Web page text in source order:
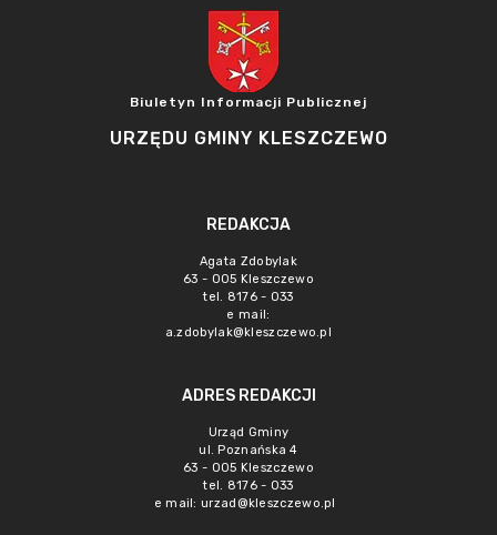
Biuletyn Informacji Publicznej
URZĘDU GMINY KLESZCZEWO
REDAKCJA
Agata Zdobylak
63 - 005 Kleszczewo
tel. 8176 - 033
e mail:
a.zdobylak@kleszczewo.pl
ADRES REDAKCJI
Urząd Gminy
ul. Poznańska 4
63 - 005 Kleszczewo
tel. 8176 - 033
e mail: urzad@kleszczewo.pl